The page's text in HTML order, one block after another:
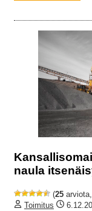
naula
(25
Toimitus